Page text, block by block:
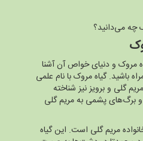
چه می‌دانید؟
مروک و دنیای خواص آن آشنا
باشید. گیاه مروک با نام علمی
گلی و برویز نیز شناخته
برگ‌های پشمی به مریم گلی
مریم گلی است. اين گياه